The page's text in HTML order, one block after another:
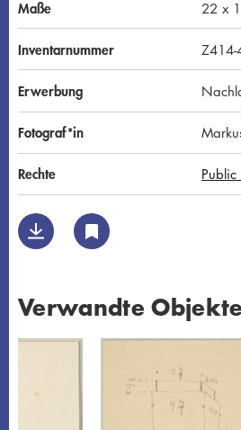
Maße 22 x
Inventarnummer Z414-
Erwerbung
Fotograf*in
Rechte
Verwandte Objekte